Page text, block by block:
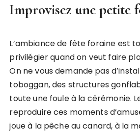
Improvisez une petite
L’ambiance de fête foraine est
privilégier quand on veut faire
On ne vous demande pas
toboggan, des structures
toute une foule à la cérémonie.
reproduire ces moments
joue à la pêche au canard, à la